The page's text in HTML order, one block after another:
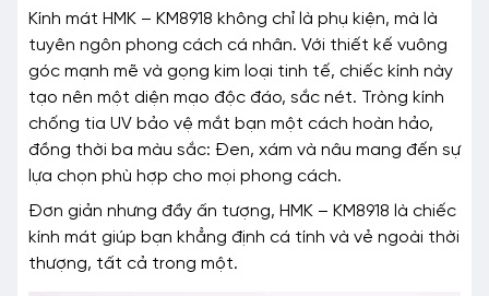
Kính mát HMK – KM8918 không chỉ là phụ kiện, mà là
tuyên ngôn phong cách cá nhân. Với thiết kế vuông
góc mạnh mẽ và gọng kim loại tinh tế, chiếc kính này
tạo nên một diện mạo độc đáo, sắc nét. Tròng kính
chống tia UV bảo vệ mắt bạn một cách hoàn hảo,
đồng thời ba màu sắc: Đen, xám và nâu mang đến sự
lựa chọn phù hợp cho mọi phong cách.
Đơn giản nhưng đầy ấn tượng, HMK – KM8918 là chiếc
kính mát giúp bạn khẳng định cá tính và vẻ ngoài thời
thượng, tất cả trong một.